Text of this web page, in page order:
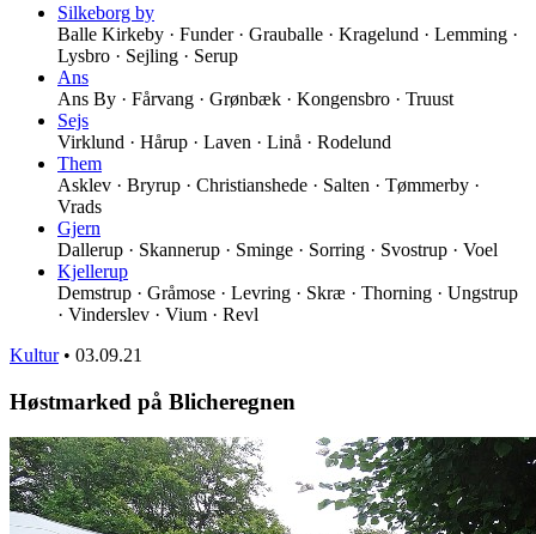
Silkeborg by
Balle Kirkeby · Funder · Grauballe · Kragelund · Lemming ·
Lysbro · Sejling · Serup
Ans
Ans By · Fårvang · Grønbæk · Kongensbro · Truust
Sejs
Virklund · Hårup · Laven · Linå · Rodelund
Them
Asklev · Bryrup · Christianshede · Salten · Tømmerby ·
Vrads
Gjern
Dallerup · Skannerup · Sminge · Sorring · Svostrup · Voel
Kjellerup
Demstrup · Gråmose · Levring · Skræ · Thorning · Ungstrup
· Vinderslev · Vium · Revl
Kultur • 03.09.21
Høstmarked på Blicheregnen